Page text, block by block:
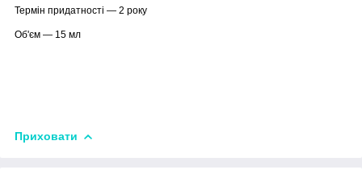
Термін придатності — 2 року
Об'єм — 15 мл
Приховати